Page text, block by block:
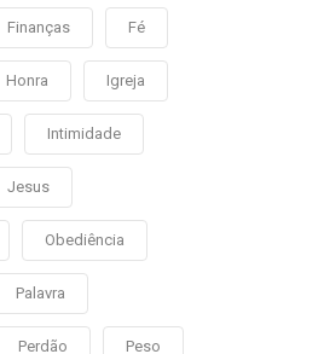
Finanças Fé
Honra Igreja
Intimidade
Jesus
Obediência
Palavra
Perdão Peso